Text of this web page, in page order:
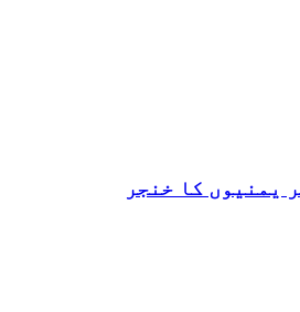
یمنیوں کا خنجر